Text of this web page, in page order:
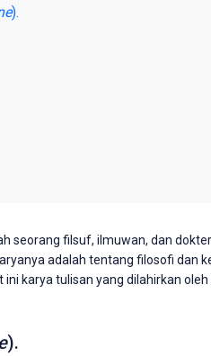
).
seorang filsuf, ilmuwan, dan
adalah tentang filosofi dan
karya tulisan yang dilahirkan oleh
).